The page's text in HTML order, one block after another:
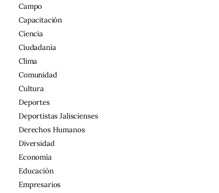
Campo
Capacitación
Ciencia
Ciudadanía
Clima
Comunidad
Cultura
Deportes
Deportistas Jaliscienses
Derechos Humanos
Diversidad
Economía
Educación
Empresarios